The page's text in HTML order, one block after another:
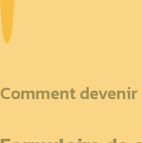
Comment